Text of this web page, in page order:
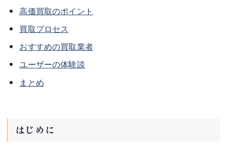
高価買取のポイント
買取プロセス
おすすめの買取業者
ユーザーの体験談
まとめ
はじめに